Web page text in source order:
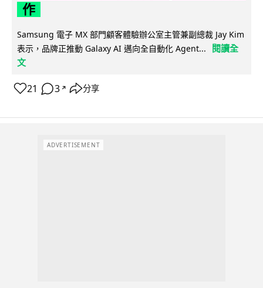
作
Samsung 電子 MX 部門顧客體驗辦公室主管兼副總裁 Jay Kim
表示，品牌正推動 Galaxy AI 邁向全自動化 Agent...
閱讀全
文
21 3 ↗ 分享
ADVERTISEMENT